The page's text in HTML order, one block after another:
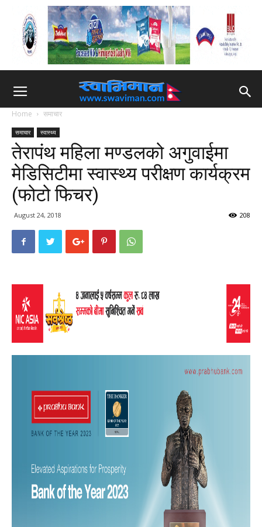
Home समाचार
समाचार स्वास्थ्य
तेरापंथ महिला मण्डलको अगुवाईमा
मेडिसिटीमा स्वास्थ्य परीक्षण कार्यक्रम
(फोटो फिचर)
August 24, 2018 208